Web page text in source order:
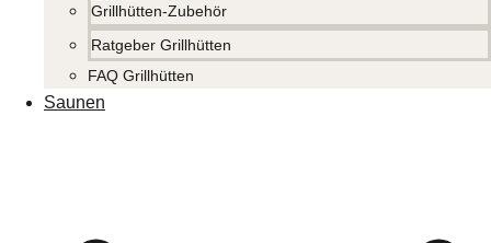
Grillhütten-Zubehör
Ratgeber Grillhütten
FAQ Grillhütten
Saunen